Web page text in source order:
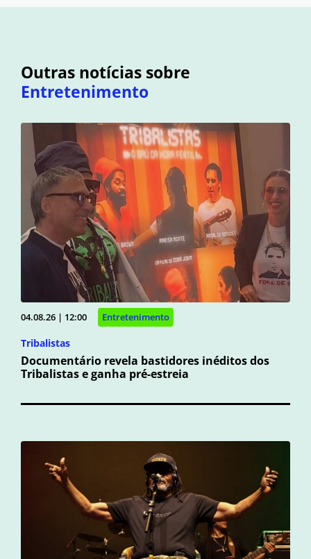
Outras notícias sobre
Entretenimento
04.08.26 | 12:00 Entretenimento
Tribalistas
Documentário revela bastidores inéditos dos
Tribalistas e ganha pré-estreia